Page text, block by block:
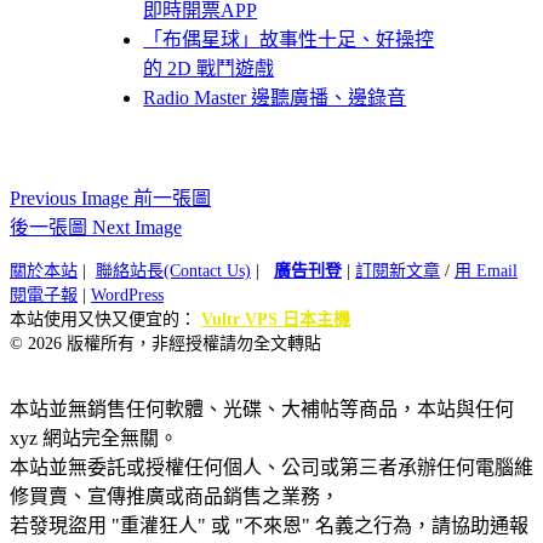
即時開票APP
「布偶星球」故事性十足、好操控
的 2D 戰鬥遊戲
Radio Master 邊聽廣播、邊錄音
Previous Image 前一張圖
後一張圖 Next Image
關於本站 聯絡站長(Contact Us) 廣告刊登| 訂閱新文章 / 用 Email
閱電子報
WordPress
本站使用又快又便宜的： Vultr VPS 日本主機
© 2026 版權所有，非經授權請勿全文轉貼
本站並無銷售任何軟體、光碟、大補帖等商品，本站與任何
xyz 網站完全無關。
本站並無委託或授權任何個人、公司或第三者承辦任何電腦維
修買賣、宣傳推廣或商品銷售之業務，
若發現盜用 "重灌狂人" 或 "不來恩" 名義之行為，請協助通報